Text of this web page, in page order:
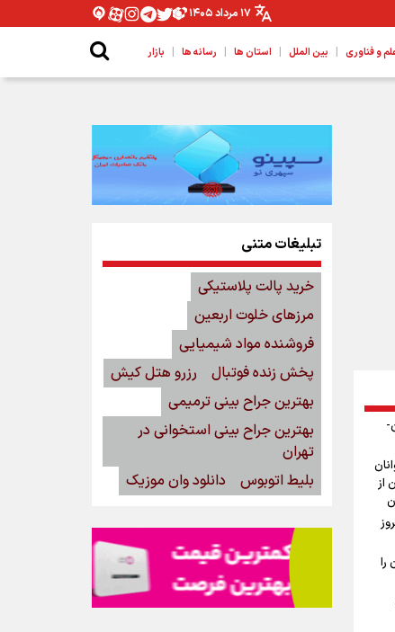
۱۷ مرداد ۱۴۰۵
و فناوری | بین الملل | استان ها | رسانه ها | بازار
از
را
تبلیغات متنی
خرید پالت پلاستیکی
مرزهای خلوت اربعین
فروشنده مواد شیمیایی
پخش زنده فوتبال
رزرو هتل کیش
بهترین جراح بینی ترمیمی
بهترین جراح بینی استخوانی در
تهران
بلیط اتوبوس
دانلود وان موزیک